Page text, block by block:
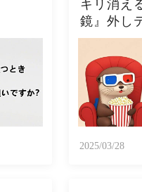
キリ消え
鏡』外し
日から視
った！！
2025/03/28